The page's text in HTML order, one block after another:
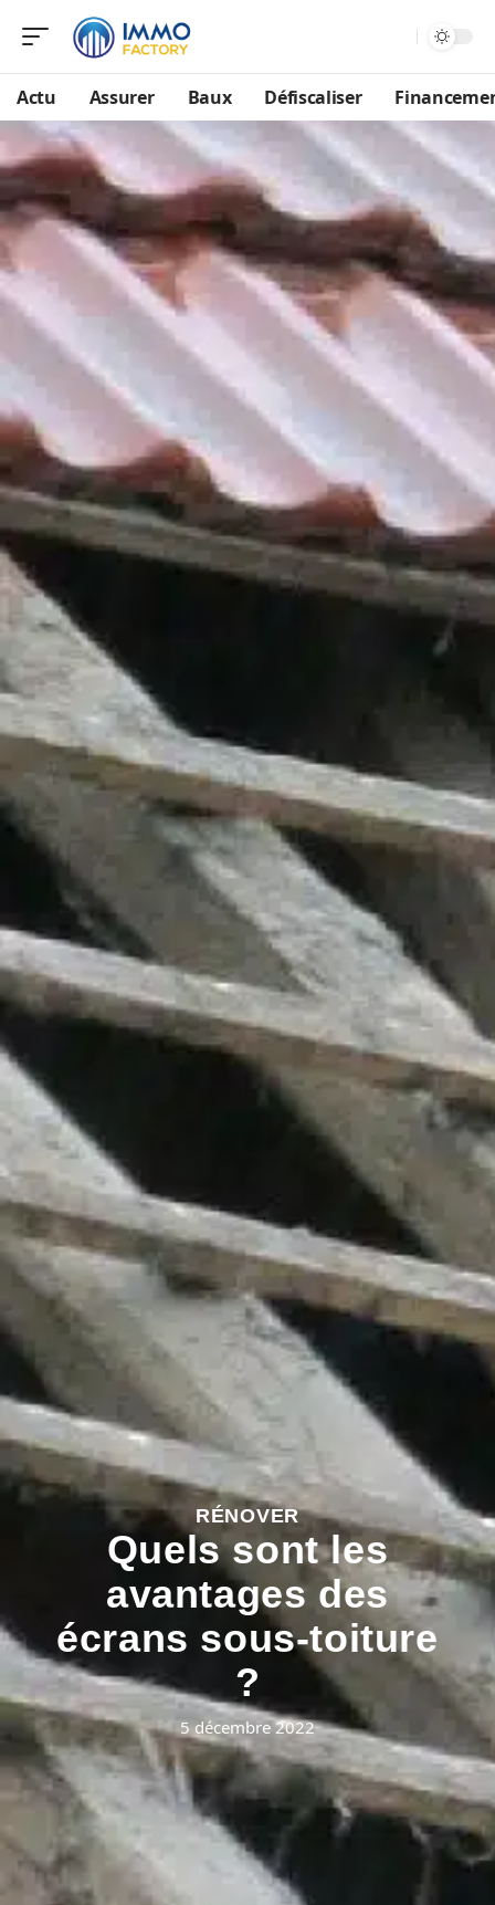
Actu Assurer Baux Défiscaliser
RÉNOVER
Quels sont les
avantages des
écrans sous-toiture
?
5 décembre 2022